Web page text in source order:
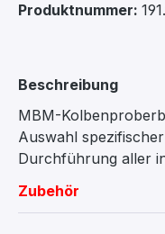
Produktnummer:
Beschreibung
MBM-
Auswahl
Durchführung aller
Zubehör